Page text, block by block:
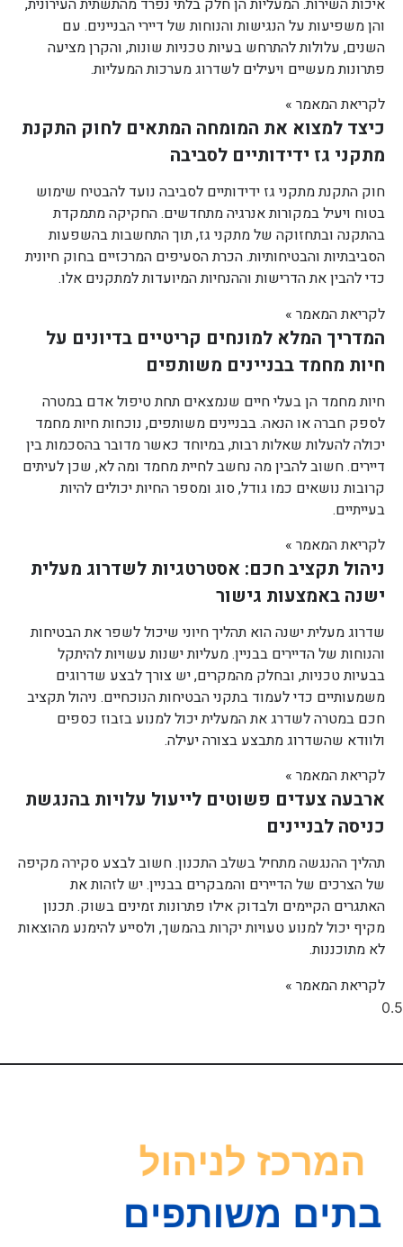
איכות השירות. המעליות הן חלק בלתי נפרד מהתשתית העירונית,
והן משפיעות על הנגישות והנוחות של דיירי הבניינים. עם
השנים, עלולות להתרחש בעיות טכניות שונות, והקרן מציעה
פתרונות מעשיים ויעילים לשדרוג מערכות המעליות.
לקריאת המאמר »
כיצד למצוא את המומחה המתאים לחוק התקנת
מתקני גז ידידותיים לסביבה
חוק התקנת מתקני גז ידידותיים לסביבה נועד להבטיח שימוש
בטוח ויעיל במקורות אנרגיה מתחדשים. החקיקה מתמקדת
בהתקנה ובתחזוקה של מתקני גז, תוך התחשבות בהשפעות
הסביבתיות והבטיחותיות. הכרת הסעיפים המרכזיים בחוק חיונית
כדי להבין את הדרישות וההנחיות המיועדות למתקנים אלו.
לקריאת המאמר »
המדריך המלא למונחים קריטיים בדיונים על
חיות מחמד בבניינים משותפים
חיות מחמד הן בעלי חיים שנמצאים תחת טיפול אדם במטרה
לספק חברה או הנאה. בבניינים משותפים, נוכחות חיות מחמד
יכולה להעלות שאלות רבות, במיוחד כאשר מדובר בהסכמות בין
דיירים. חשוב להבין מה נחשב לחיית מחמד ומה לא, שכן לעיתים
קרובות נושאים כמו גודל, סוג ומספר החיות יכולים להיות
בעייתיים.
לקריאת המאמר »
ניהול תקציב חכם: אסטרטגיות לשדרוג מעלית
ישנה באמצעות גישור
שדרוג מעלית ישנה הוא תהליך חיוני שיכול לשפר את הבטיחות
והנוחות של הדיירים בבניין. מעליות ישנות עשויות להיתקל
בבעיות טכניות, ובחלק מהמקרים, יש צורך לבצע שדרוגים
משמעותיים כדי לעמוד בתקני הבטיחות הנוכחיים. ניהול תקציב
חכם במטרה לשדרג את המעלית יכול למנוע בזבוז כספים
ולוודא שהשדרוג מתבצע בצורה יעילה.
לקריאת המאמר »
ארבעה צעדים פשוטים לייעול עלויות בהנגשת
כניסה לבניינים
תהליך ההנגשה מתחיל בשלב התכנון. חשוב לבצע סקירה מקיפה
של הצרכים של הדיירים והמבקרים בבניין. יש לזהות את
האתגרים הקיימים ולבדוק אילו פתרונות זמינים בשוק. תכנון
מקיף יכול למנוע טעויות יקרות בהמשך, ולסייע להימנע מהוצאות
לא מתוכננות.
לקריאת המאמר »